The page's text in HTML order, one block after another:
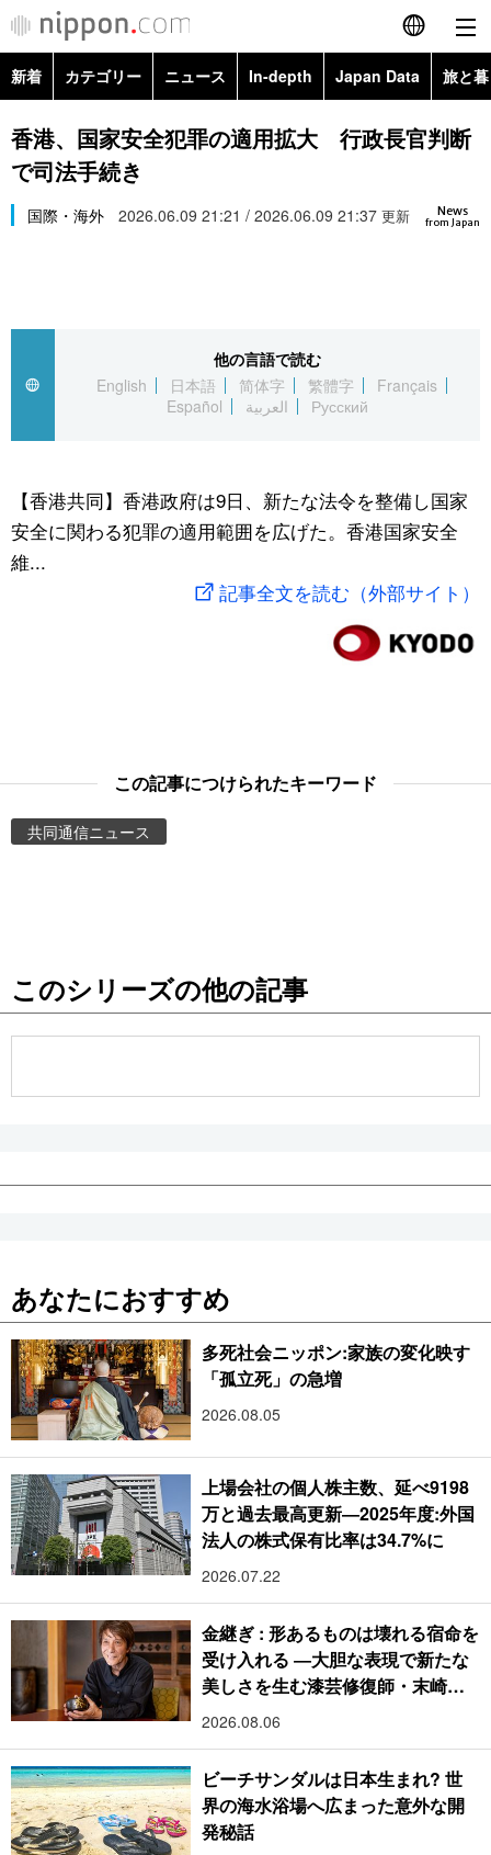
English
简体字
Русский
カテゴリー
経済・ビジネス
国際
文化
トップ
アーカイブ
In-depth
Japan Data
動画/Live
People
新着 カテゴリー ニュース In-depth Japan Data 旅と
政治・外交
経済・ビジネス
スポーツ・東京2020
Topics
香港、国家安全犯罪の適用拡大 行政長官判断
で司法手続き
News
from Japan
国際・海外 2026.06.09 21:21 / 2026.06.09 21:37 更新
他の言語で読む
English
日本語 简体字 繁體字
Français
Español
العربية Русский
【香港共同】香港政府は9日、新たな法令を整備し国家
安全に関わる犯罪の適用範囲を広げた。香港国家安全
維...
記事全文を読む（外部サイト）
この記事につけられたキーワード
共同通信ニュース
このシリーズの他の記事
あなたにおすすめ
多死社会ニッポン:家族の変化映す
「孤立死」の急増
2026.08.05
上場会社の個人株主数、延べ9198
万と過去最高更新―2025年度:外国
法人の株式保有比率は34.7%に
2026.07.22
金継ぎ : 形あるものは壊れる宿命を
受け入れる ―大胆な表現で新たな
美しさを生む漆芸修復師・末崎広
樹
2026.08.06
ビーチサンダルは日本生まれ? 世
界の海水浴場へ広まった意外な開
発秘話